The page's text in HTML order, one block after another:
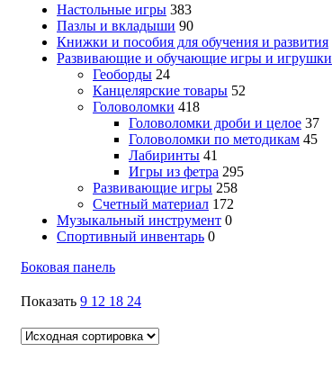
Настольные игры 383
Пазлы и вкладыши 90
Книжки и пособия для обучения и развития
Развивающие и обучающие игры и игрушки
Геоборды 24
Канцелярские товары 52
Головоломки 418
Головоломки дроби и целое 37
Головоломки по методикам 45
Лабиринты 41
Игры из фетра 295
Развивающие игры 258
Счетный материал 172
Музыкальный инструмент 0
Спортивный инвентарь 0
Боковая панель
Показать 9 12 18 24